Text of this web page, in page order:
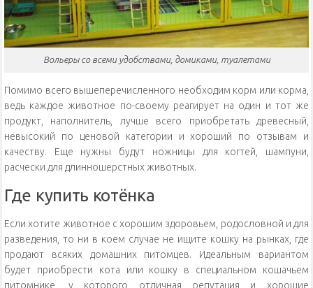
Вольеры со всеми удобствами, домиками, туалетами
Помимо всего вышеперечисленного необходим корм или корма,
ведь каждое животное по-своему реагирует на один и тот же
продукт, наполнитель, лучше всего приобретать древесный,
невысокий по ценовой категории и хороший по отзывам и
качеству. Еще нужны будут ножницы для когтей, шампуни,
расчески для длинношерстных животных.
Где купить котёнка
Если хотите животное с хорошим здоровьем, родословной и для
разведения, то ни в коем случае не ищите кошку на рынках, где
продают всяких домашних питомцев. Идеальным вариантом
будет приобрести кота или кошку в специальном кошачьем
питомнике, у которого отличная репутация и хорошие